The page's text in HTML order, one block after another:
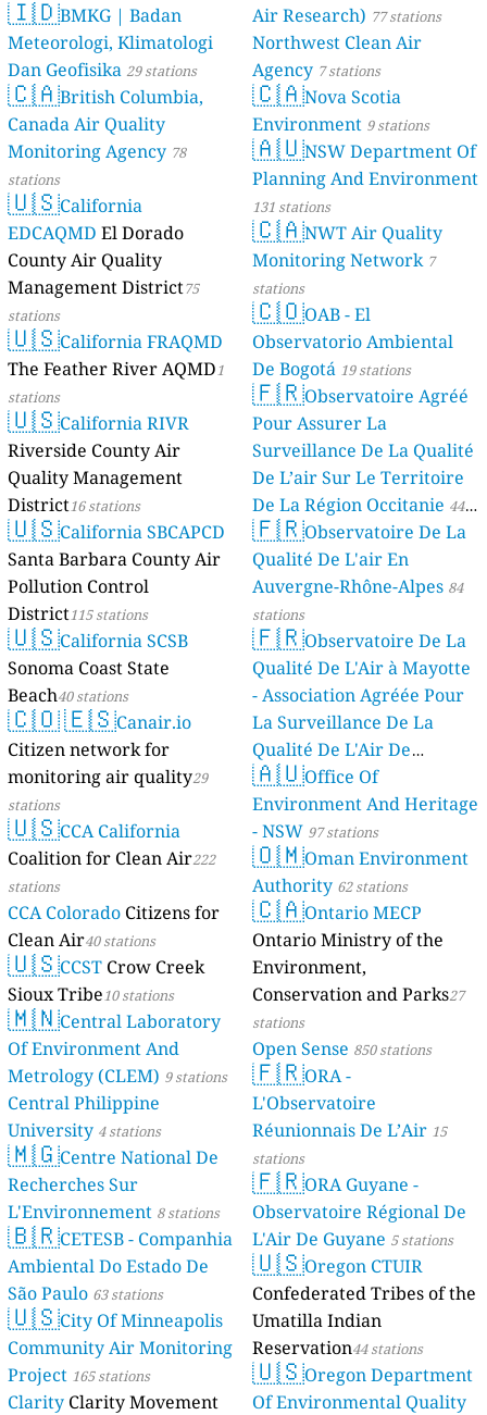
🇮🇩BMKG | Badan
Meteorologi, Klimatologi
Dan Geofisika 29 stations
🇨🇦British Columbia,
Canada Air Quality
Monitoring Agency 78
stations
🇺🇸California
EDCAQMD El Dorado
County Air Quality
Management District75
stations
🇺🇸California FRAQMD
The Feather River AQMD1
stations
🇺🇸California RIVR
Riverside County Air
Quality Management
District16 stations
🇺🇸California SBCAPCD
Santa Barbara County Air
Pollution Control
District115 stations
🇺🇸California SCSB
Sonoma Coast State
Beach40 stations
🇨🇴🇪🇸Canair.io
Citizen network for
monitoring air quality29
stations
🇺🇸CCA California
Coalition for Clean Air222
stations
CCA Colorado Citizens for
Clean Air40 stations
🇺🇸CCST Crow Creek
Sioux Tribe10 stations
🇲🇳Central Laboratory
Of Environment And
Metrology (CLEM) 9 stations
Central Philippine
University 4 stations
🇲🇬Centre National De
Recherches Sur
L'Environnement 8 stations
🇧🇷CETESB - Companhia
Ambiental Do Estado De
São Paulo 63 stations
🇺🇸City Of Minneapolis
Community Air Monitoring
Project 165 stations
Clarity Clarity Movement
Air Research) 77 stations
Northwest Clean Air
Agency 7 stations
🇨🇦Nova Scotia
Environment 9 stations
🇦🇺NSW Department Of
Planning And Environment
131 stations
🇨🇦NWT Air Quality
Monitoring Network 7
stations
🇨🇴OAB - El
Observatorio Ambiental
De Bogotá 19 stations
🇫🇷Observatoire Agréé
Pour Assurer La
Surveillance De La Qualité
De L’air Sur Le Territoire
De La Région Occitanie 44
stations
🇫🇷Observatoire De La
Qualité De L'air En
Auvergne-Rhône-Alpes 84
stations
🇫🇷Observatoire De La
Qualité De L'Air à Mayotte
- Association Agréée Pour
La Surveillance De La
Qualité De L'Air De
Mayotte 4 stations
🇦🇺Office Of
Environment And Heritage
- NSW 97 stations
🇴🇲Oman Environment
Authority 62 stations
🇨🇦Ontario MECP
Ontario Ministry of the
Environment,
Conservation and Parks27
stations
Open Sense 850 stations
🇫🇷ORA -
L'Observatoire
Réunionnais De L’Air 15
stations
🇫🇷ORA Guyane -
Observatoire Régional De
L'Air De Guyane 5 stations
🇺🇸Oregon CTUIR
Confederated Tribes of the
Umatilla Indian
Reservation44 stations
🇺🇸Oregon Department
Of Environmental Quality